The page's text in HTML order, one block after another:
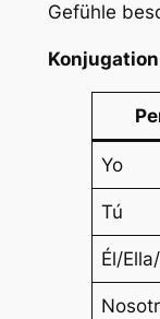
Gefühle
Konjugation
Yo
Tú
Él/